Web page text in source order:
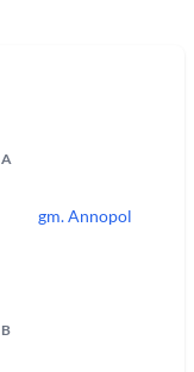
A
gm.Annopol
B